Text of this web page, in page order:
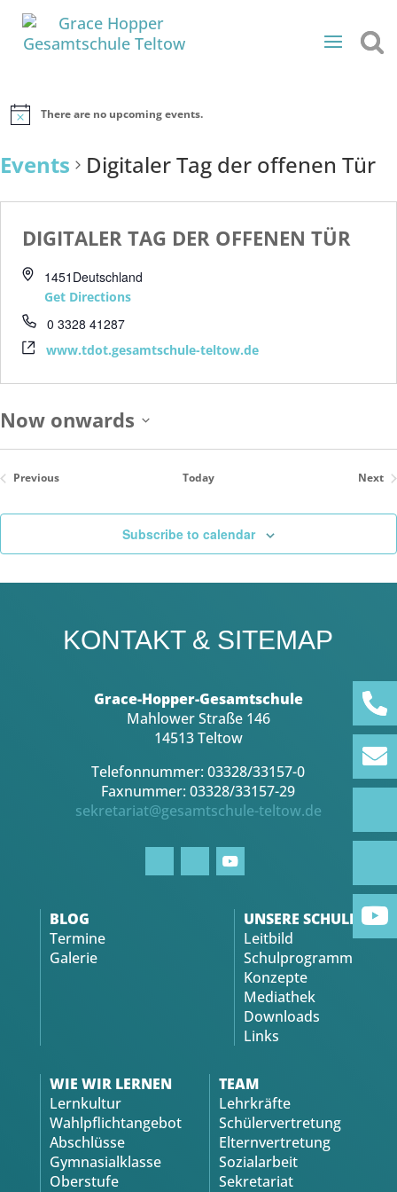
There are no upcoming events.
Events Digitaler Tag der offenen Tür
DIGITALER TAG DER OFFENEN TÜR
1451 Deutschland
Get Directions
0 3328 41287
www.tdot.gesamtschule-teltow.de
Now onwards
Select
date.Previous
Today
Next
Subscribe to calendar
KONTAKT & SITEMAP
Grace-Hopper-Gesamtschule
Mahlower Straße 146
14513 Teltow
Telefonnummer: 03328/33157-0
Faxnummer: 03328/33157-29
sekretariat@gesamtschule-teltow.de
BLOG
Termine
Galerie
UNSERE SCHULE
Leitbild
Schulprogramm
Konzepte
Mediathek
Downloads
Links
WIE WIR LERNEN
Lernkultur
Wahlpflichtangebot
Abschlüsse
Gymnasialklasse
Oberstufe
TEAM
Lehrkräfte
Schülervertretung
Elternvertretung
Sozialarbeit
Sekretariat